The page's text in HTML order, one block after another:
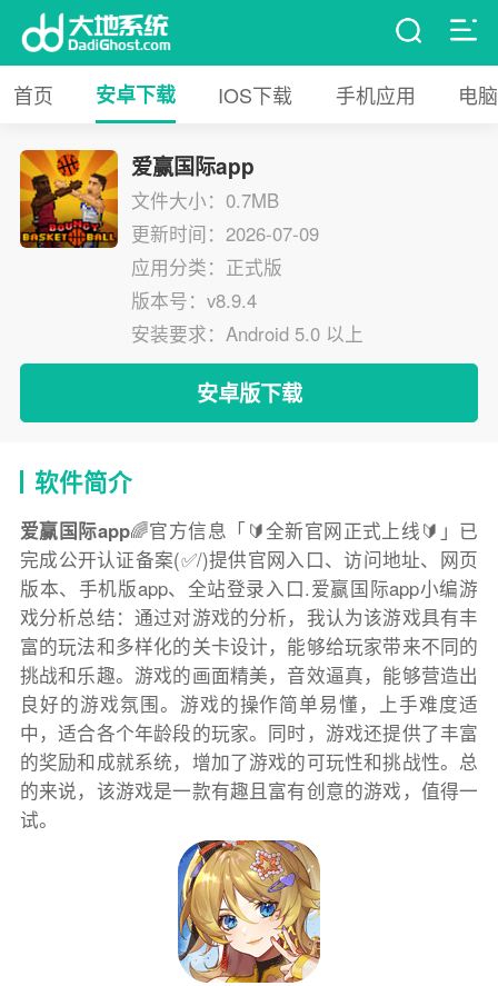
首页 安卓下载 IOS下载 手机应用 电
爱赢国际app
文件大小：0.7MB
更新时间：2026-07-09
应用分类：正式版
版本号：v8.9.4
安装要求：Android 5.0 以上
安卓版下载
软件简介
爱赢国际app🌈官方信息「🔰全新官网正式上线🔰」已
完成公开认证备案(✅/)提供官网入口、访问地址、网页
版本、手机版app、全站登录入口.爱赢国际app小编游
戏分析总结：通过对游戏的分析，我认为该游戏具有丰
富的玩法和多样化的关卡设计，能够给玩家带来不同的
挑战和乐趣。游戏的画面精美，音效逼真，能够营造出
良好的游戏氛围。游戏的操作简单易懂，上手难度适
中，适合各个年龄段的玩家。同时，游戏还提供了丰富
的奖励和成就系统，增加了游戏的可玩性和挑战性。总
的来说，该游戏是一款有趣且富有创意的游戏，值得一
试。